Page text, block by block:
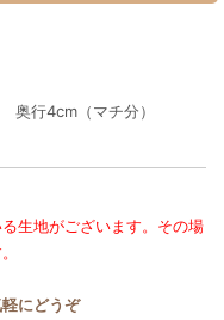
行4cm（マチ分）
生地がございます。その場
にどうぞ